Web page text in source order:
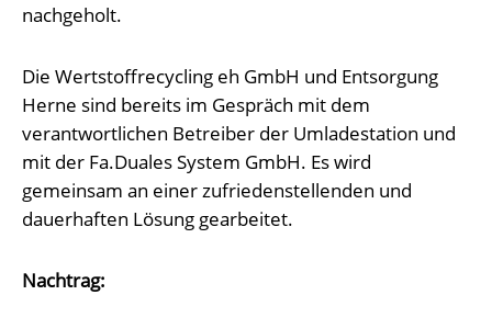
nachgeholt.
Die Wertstoffrecycling eh GmbH und Entsorgung
Herne sind bereits im Gespräch mit dem
verantwortlichen Betreiber der Umladestation und
mit der Fa.Duales System GmbH. Es wird
gemeinsam an einer zufriedenstellenden und
dauerhaften Lösung gearbeitet.
Nachtrag: